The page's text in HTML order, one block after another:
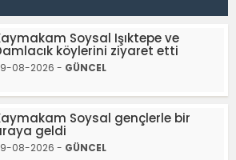
Soysal Işıktepe ve
köylerini ziyaret etti
08-2026 - GÜNCEL
Soysal gençlerle bir
geldi
08-2026 - GÜNCEL